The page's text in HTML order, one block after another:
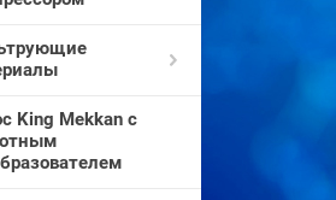
King Mekkan с